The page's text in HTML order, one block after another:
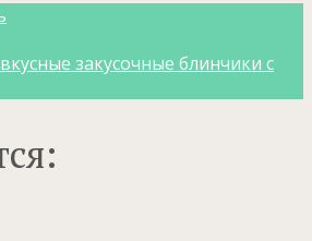
закусочные блинчики с